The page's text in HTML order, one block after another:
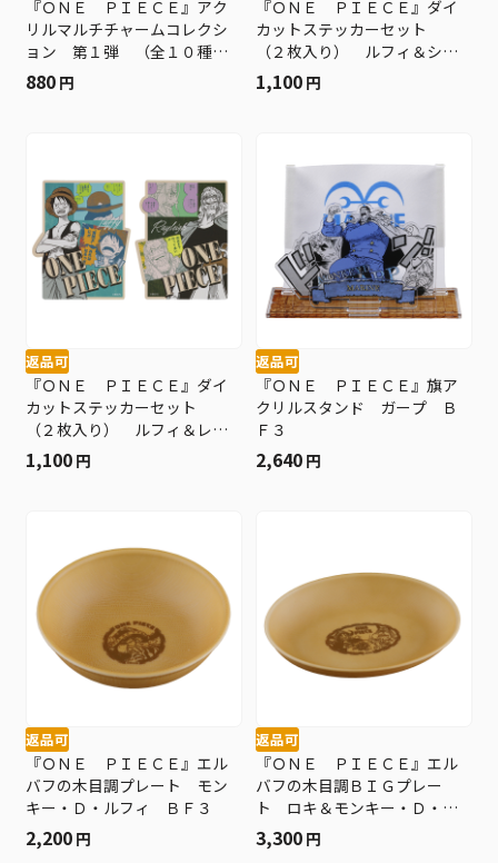
『ＯＮＥ ＰＩＥＣＥ』アク
リルマルチチャームコレクシ
ョン 第１弾 （全１０種／
ランダム１種入り） ＢＦ３
880 円
『ＯＮＥ ＰＩＥＣＥ』ダイ
カットステッカーセット
（２枚入り） ルフィ＆シャ
ンクス ＢＦ３
1,100 円
返品可
『ＯＮＥ ＰＩＥＣＥ』ダイ
カットステッカーセット
（２枚入り） ルフィ＆レイ
リー ＢＦ３
1,100 円
返品可
『ＯＮＥ ＰＩＥＣＥ』旗ア
クリルスタンド ガープ Ｂ
Ｆ３
2,640 円
返品可
『ＯＮＥ ＰＩＥＣＥ』エル
バフの木目調プレート モン
キー・Ｄ・ルフィ ＢＦ３
2,200 円
返品可
『ＯＮＥ ＰＩＥＣＥ』エル
バフの木目調ＢＩＧプレー
ト ロキ＆モンキー・Ｄ・ル
フィ ＢＦ３
3,300 円